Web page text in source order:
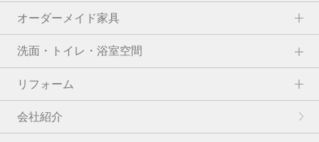
オーダーメイド家具
洗面・トイレ・浴室空間
リフォーム
会社紹介